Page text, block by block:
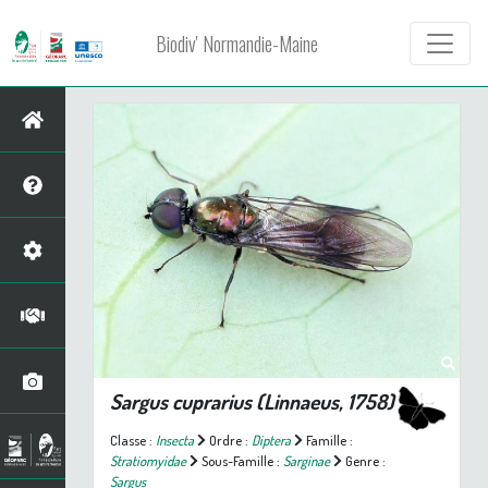
Biodiv' Normandie-Maine
Sargus cuprarius(Linnaeus, 1758)
Classe : Insecta Ordre : Diptera
Famille :
Stratiomyidae
Sous-Famille : Sarginae
Genre :
Sargus